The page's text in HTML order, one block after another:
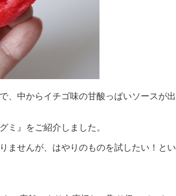
、中からイチゴ味の甘酸っぱいソースが出
ミ』をご紹介しました。
ませんが、はやりのものを試したい！とい